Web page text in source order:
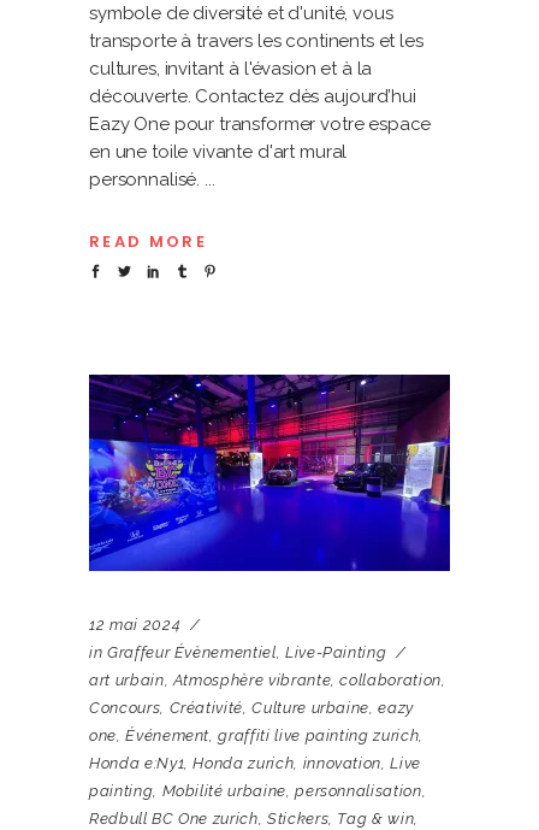
symbole de diversité et d'unité, vous
transporte à travers les continents et les
cultures, invitant à l'évasion et à la
découverte. Contactez dès aujourd’hui
Eazy One pour transformer votre espace
en une toile vivante d'art mural
personnalisé.
READ MORE
12 mai 2024
in Graffeur Évènementiel, Live-Painting
art urbain,Atmosphère vibrante,collaboration,
Concours, Créativité,Culture urbaine,eazy
one,Événement,graffiti live painting zurich,
Honda e:Ny1,Honda zurich, innovation,Live
painting, Mobilité urbaine,personnalisation,
Redbull BC One zurich, Stickers, Tag & win,